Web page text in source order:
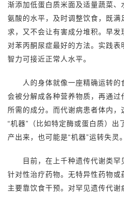
渐添加低蛋白质米面及适量蔬菜、
氨酸的水平，及时调整饮食，既满
求，又不会让有害成分堆积。早
对苯丙酮尿症最好的方法。实践表
智力可接近正常人水平。
人的身体就像一座精确运转的
会被分解成各种营养物质，再通
所需的成分。而代谢病患者体内，
“机器”（比如特定酶或蛋白质）
产出来，也可能是“机器”运转失灵。
目前，在上千种遗传代谢类罕
针对性治疗药物。无特异性药物或
主要靠饮食干预。对罕见遗传代